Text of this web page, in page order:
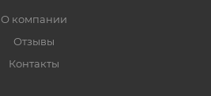
О компании
Отзывы
Контакты